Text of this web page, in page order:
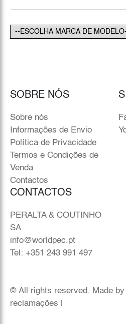
SOBRE NÓS
Sobre nós
Informações de Envio
Política de Privacidade
Termos e Condições de
Venda
Contactos
CONTACTOS
PERALTA & COUTINHO
SA
info@worldpec.pt
Tel: +351 243 991 497
© All rights reserved. Made by
reclamações